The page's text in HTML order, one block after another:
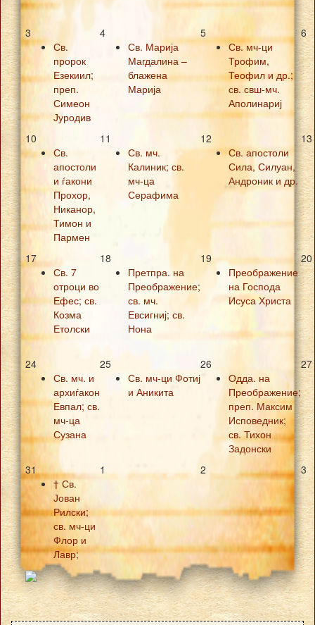
3
Св.
пророк
Езекиил;
преп.
Симеон
Јуродив
4
Св. Марија
Магдалина –
блажена
Марија
5
Св. мч-ци
Трофим,
Теофил и др.;
св. свш-мч.
Аполинариј
6
10
Св.
апостоли
и ѓакони
Прохор,
Никанор,
Тимон и
Пармен
11
Св. мч.
Калиник; св.
мч-ца
Серафима
12
Св. апостоли
Сила, Силуан,
Андроник и др.
13
17
Св. 7
отроци во
Ефес; св.
Козма
Етолски
18
Претпра. на
Преображение;
св. мч.
Евсигниј; св.
Нона
19
Преображение
на Господа
Исуса Христа
20
24
Св. мч. и
архиѓакон
Евпал; св.
мч-ца
Сузана
25
Св. мч-ци Фотиј
и Аникита
26
Одда. на
Преображение;
преп. Максим
Исповедник;
св. Тихон
Задонски
27
31
† Св.
Јован
Рилски;
св. мч-ци
Флор и
Лавр;
1 2 3